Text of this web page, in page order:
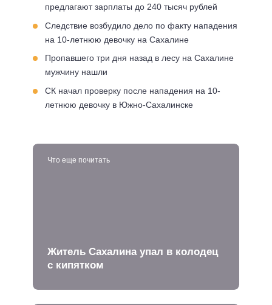
предлагают зарплаты до 240 тысяч рублей
Следствие возбудило дело по факту нападения
на 10-летнюю девочку на Сахалине
Пропавшего три дня назад в лесу на Сахалине
мужчину нашли
СК начал проверку после нападения на 10-
летнюю девочку в Южно-Сахалинске
Что еще почитать
Житель Сахалина упал в колодец
с кипятком